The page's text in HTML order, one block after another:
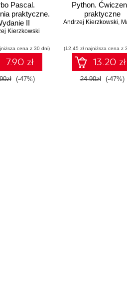
Pascal.
praktyczne.
II
Kierzkowski
cena z 30 dni)
7.90 zł
(-47%)
Python.
praktyczne
Andrzej Kierzkowski, Marek
(12,45 zł najniższa cena z
13.20 zł
24.90zł (-47%)